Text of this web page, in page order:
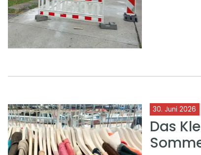
30. Juni 2026
Das